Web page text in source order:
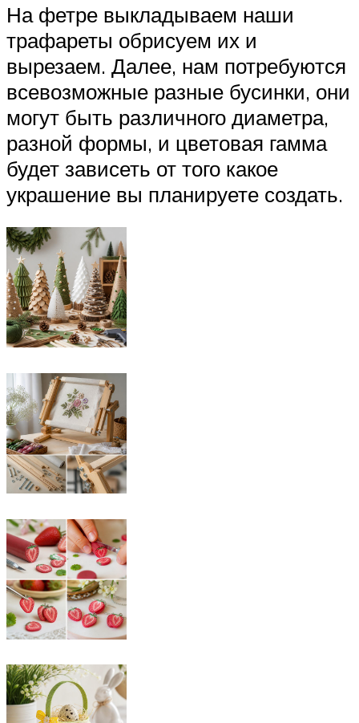
На фетре выкладываем наши
трафареты обрисуем их и
вырезаем. Далее, нам потребуются
всевозможные разные бусинки, они
могут быть различного диаметра,
разной формы, и цветовая гамма
будет зависеть от того какое
украшение вы планируете создать.